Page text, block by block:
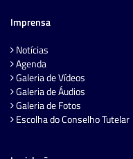
Imprensa
Notícias
Agenda
Galeria de Vídeos
Galeria de Áudios
Galeria de Fotos
Escolha do Conselho Tutelar